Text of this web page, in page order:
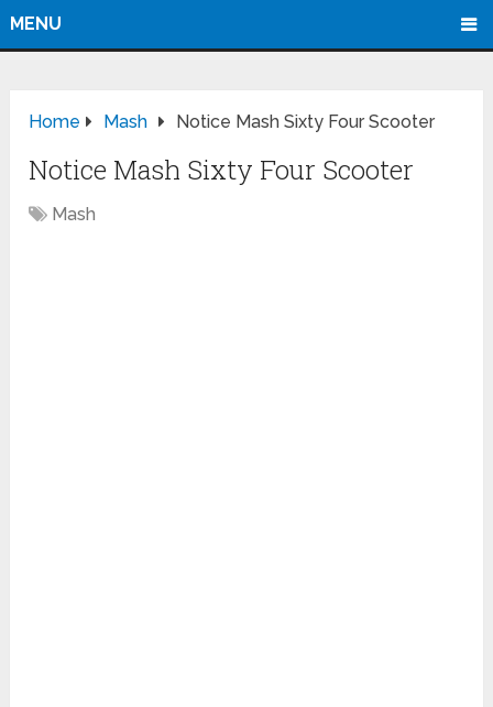
MENU
Home Mash Notice Mash Sixty Four Scooter
Notice Mash Sixty Four Scooter
Mash